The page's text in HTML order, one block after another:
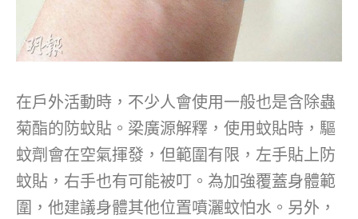
在戶外活動時，不少人會使用一般也是含除蟲
菊酯的防蚊貼。梁廣源解釋，使用蚊貼時，驅
蚊劑會在空氣揮發，但範圍有限，左手貼上防
蚊貼，右手也有可能被叮。為加強覆蓋身體範
圍，他建議身體其他位置噴灑蚊怕水。另外，